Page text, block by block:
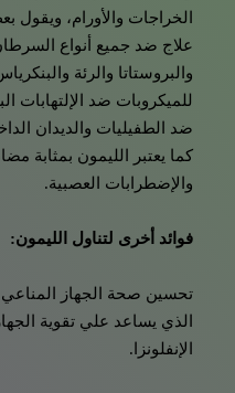
الخراجات والأورام، ويقول
علاج ضد جميع أنواع
والبروستاتا والرئة
للميكروبات ضد الإلتهابات
ضد الطفيليات والديدان
كما يعتبر الليمون بمثابة
والإضطرابات العصبية.
فوائد أخرى لتناول الليمون:
تحسين صحة الجهاز
الذي يساعد علي تقوية
الإنفلونزا.